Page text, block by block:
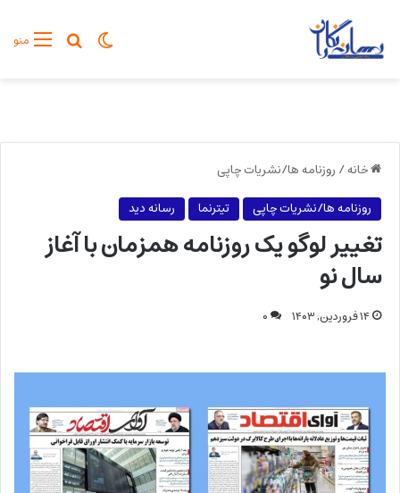
منوجستجو
تغییر پوسته
خانه/ روزنامه ها/نشریات چاپی
روزنامه ها/نشریات چاپی
تیترنما رسانه دید
تغییر لوگو یک روزنامه همزمان با آغاز
سال نو
۱۴ فروردین, ۱۴۰۳ ۰